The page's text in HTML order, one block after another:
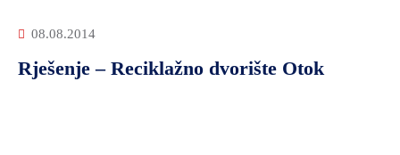
08.08.2014
Rješenje – Reciklažno dvorište Otok